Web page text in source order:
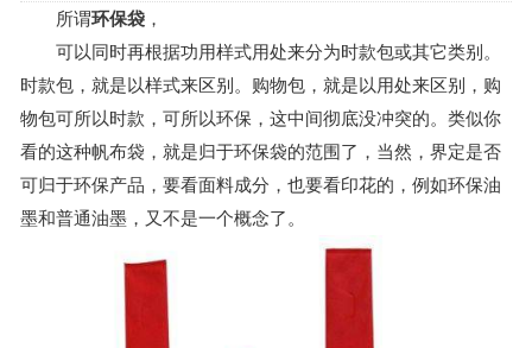
所谓环保袋 ，
可以同时再根据功用样式用处来分为时款包或其它类别。
时款包，就是以样式来区别。购物包，就是以用处来区别，购
物包可所以时款，可所以环保，这中间彻底没冲突的。类似你
看的这种帆布袋，就是归于环保袋的范围了，当然，界定是否
可归于环保产品，要看面料成分，也要看印花的，例如环保油
墨和普通油墨，又不是一个概念了。